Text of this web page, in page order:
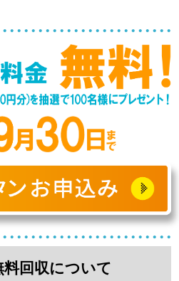
回収について